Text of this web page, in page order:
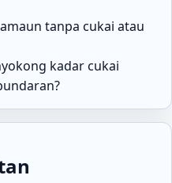
tanpa cukai atau
kadar cukai